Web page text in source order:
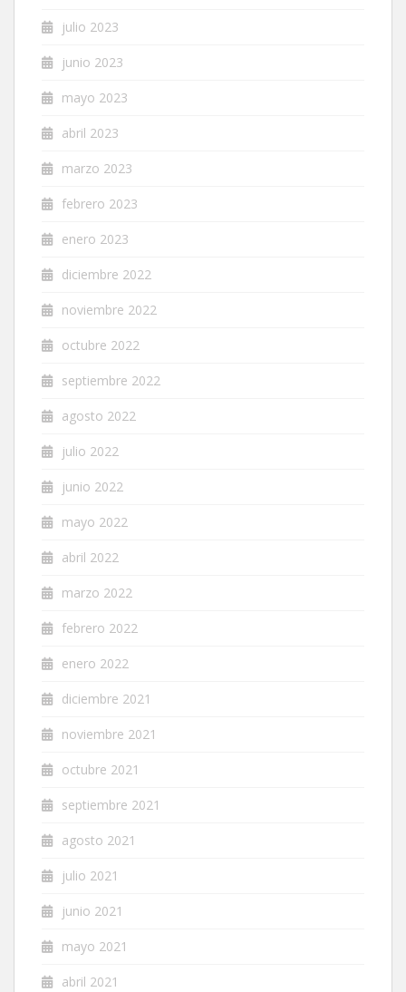
julio 2023
junio 2023
mayo 2023
abril 2023
marzo 2023
febrero 2023
enero 2023
diciembre 2022
noviembre 2022
octubre 2022
septiembre 2022
agosto 2022
julio 2022
junio 2022
mayo 2022
abril 2022
marzo 2022
febrero 2022
enero 2022
diciembre 2021
noviembre 2021
octubre 2021
septiembre 2021
agosto 2021
julio 2021
junio 2021
mayo 2021
abril 2021